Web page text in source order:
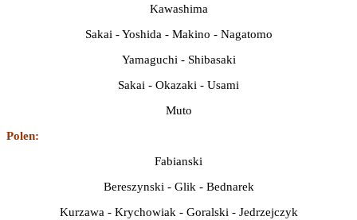
Kawashima
Sakai - Yoshida - Makino - Nagatomo
Yamaguchi - Shibasaki
Sakai - Okazaki - Usami
Muto
Polen:
Fabianski
Bereszynski - Glik - Bednarek
Kurzawa - Krychowiak - Goralski - Jedrzejczyk